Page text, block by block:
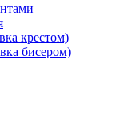
крестом)
бисером)